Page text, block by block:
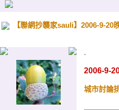
【聯網抄襲家sauli】2006-9-20
.
2006-9-
城市討論